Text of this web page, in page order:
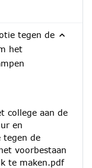
tegen de
het
college aan de
en
tegen de
voorbestaan
te maken.pdf